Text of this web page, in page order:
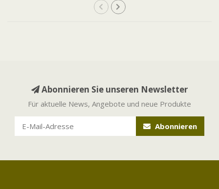
Abonnieren Sie unseren Newsletter
Für aktuelle News, Angebote und neue Produkte
Abonnieren